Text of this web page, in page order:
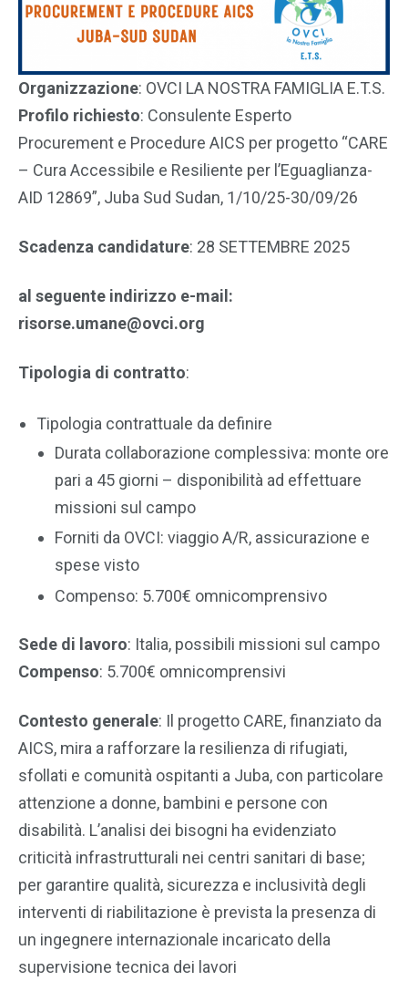
Organizzazione: OVCI LA NOSTRA FAMIGLIA E.T.S.
Profilo richiesto: Consulente Esperto
Procurement e Procedure AICS per progetto “CARE
– Cura Accessibile e Resiliente per l’Eguaglianza-
AID 12869”, Juba Sud Sudan, 1/10/25-30/09/26
Scadenza candidature: 28 SETTEMBRE 2025
al seguente indirizzo e-mail:
risorse.umane@ovci.org
Tipologia di contratto:
Tipologia contrattuale da definire
Durata collaborazione complessiva: monte ore
pari a 45 giorni – disponibilità ad effettuare
missioni sul campo
Forniti da OVCI: viaggio A/R, assicurazione e
spese visto
Compenso: 5.700€ omnicomprensivo
Sede di lavoro: Italia, possibili missioni sul campo
Compenso: 5.700€ omnicomprensivi
Contesto generale: Il progetto CARE, finanziato da
AICS, mira a rafforzare la resilienza di rifugiati,
sfollati e comunità ospitanti a Juba, con particolare
attenzione a donne, bambini e persone con
disabilità. L’analisi dei bisogni ha evidenziato
criticità infrastrutturali nei centri sanitari di base;
per garantire qualità, sicurezza e inclusività degli
interventi di riabilitazione è prevista la presenza di
un ingegnere internazionale incaricato della
supervisione tecnica dei lavori